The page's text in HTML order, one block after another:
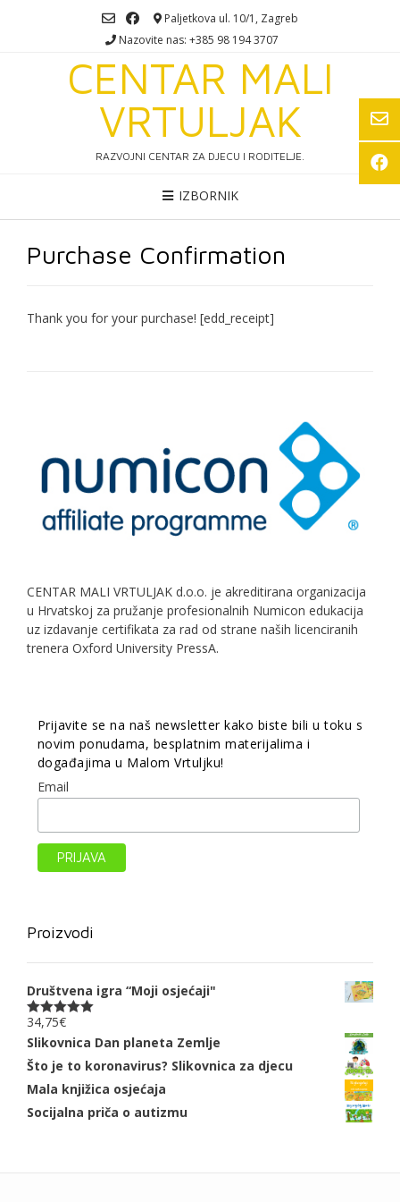
Paljetkova ul. 10/1, Zagreb
Nazovite nas: +385 98 194 3707
CENTAR MALI
VRTULJAK
RAZVOJNI CENTAR ZA DJECU I RODITELJE.
IZBORNIK
Purchase Confirmation
Thank you for your purchase! [edd_receipt]
CENTAR MALI VRTULJAK d.o.o. je akreditirana organizacija
u Hrvatskoj za pružanje profesionalnih Numicon edukacija
uz izdavanje certifikata za rad od strane naših licenciranih
trenera Oxford University PressA.
Prijavite se na naš newsletter kako biste bili u toku s
novim ponudama, besplatnim materijalima i
događajima u Malom Vrtuljku!
Email
Proizvodi
Društvena igra “Moji osjećaji"
Ocjenjeno
5.00
od 5
34,75€
Slikovnica Dan planeta Zemlje
Što je to koronavirus? Slikovnica za djecu
Mala knjižica osjećaja
Socijalna priča o autizmu